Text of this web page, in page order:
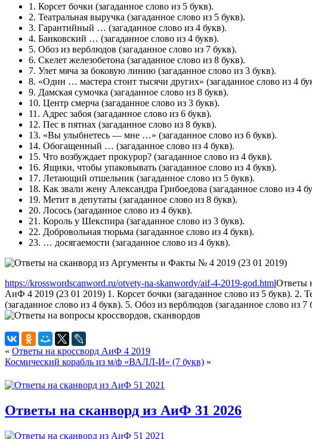
1. Корсет бочки (загаданное слово из 5 букв).
2. Театральная выручка (загаданное слово из 5 букв).
3. Гарантийный … (загаданное слово из 4 букв).
4. Банковский … (загаданное слово из 4 букв).
5. Обоз из верблюдов (загаданное слово из 7 букв).
6. Скелет железобетона (загаданное слово из 8 букв).
7. Улет мяча за боковую линию (загаданное слово из 3 букв).
8. «Один … мастера стоит тысячи других» (загаданное слово из 4
9. Дамская сумочка (загаданное слово из 8 букв).
10. Центр смерча (загаданное слово из 3 букв).
11. Адрес забоя (загаданное слово из 6 букв).
12. Пес в пятнах (загаданное слово из 8 букв).
13. «Вы улыбнетесь — мне …» (загаданное слово из 6 букв).
14. Обогащенный … (загаданное слово из 4 букв).
15. Что возбуждает прокурор? (загаданное слово из 4 букв).
16. Ящики, чтобы упаковывать (загаданное слово из 4 букв).
17. Летающий отшельник (загаданное слово из 5 букв).
18. Как звали жену Александра Грибоедова (загаданное слово из 4
19. Метит в депутаты (загаданное слово из 8 букв).
20. Лосось (загаданное слово из 4 букв).
21. Король у Шекспира (загаданное слово из 3 букв).
22. Добровольная тюрьма (загаданное слово из 4 букв).
23. … досягаемости (загаданное слово из 4 букв).
https://krosswordscanword.ru/otvety-na-skanwordy/aif-4-2019-god.htmlОтветы
АиФ 4 2019 (23 01 2019) 1. Корсет бочки (загаданное слово из 5 букв). 2.
(загаданное слово из 4 букв). 5. Обоз из верблюдов (загаданное слово из
« Ответы на кроссворд АиФ 4 2019
Космический корабль из м/ф «ВАЛЛ-И» (7 букв) »
Ответы на сканворд из АиФ 31 2026